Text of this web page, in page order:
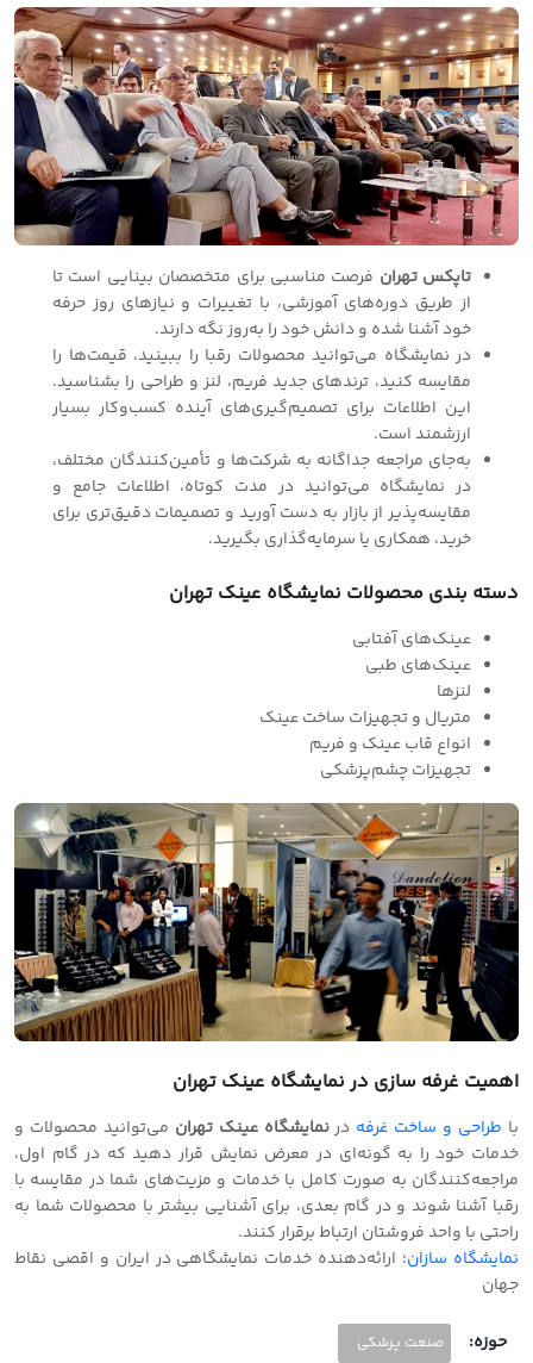
تاپکس تهران فرصت مناسبی برای متخصصان بینایی است تا
از طریق دوره‌های آموزشی، با تغییرات و نیازهای روز حرفه
خود آشنا شده و دانش خود را به‌روز نگه دارند.
در نمایشگاه می‌توانید محصولات رقبا را ببینید، قیمت‌ها را
مقایسه کنید، ترندهای جدید فریم، لنز و طراحی را بشناسید.
این اطلاعات برای تصمیم‌گیری‌های آینده کسب‌وکار بسیار
ارزشمند است.
به‌جای مراجعه جداگانه به شرکت‌ها و تأمین‌کنندگان مختلف،
در نمایشگاه می‌توانید در مدت کوتاه، اطلاعات جامع و
مقایسه‌پذیر از بازار به دست آورید و تصمیمات دقیق‌تری برای
خرید، همکاری یا سرمایه‌گذاری بگیرید.
دسته بندی محصولات نمایشگاه عینک تهران
عینک‌های آفتابی
عینک‌های طبی
لنزها
متریال و تجهیزات ساخت عینک
انواع قاب عینک و فریم
تجهیزات چشم‌پزشکی
اهمیت غرفه سازی در نمایشگاه عینک تهران
با طراحی و‌ ساخت غرفه درنمایشگاه عینک تهران می‌توانید محصولات و
خدمات خود را به گونه‌ای در معرض نمایش قرار دهید که در گام اول،
مراجعه‌کنندگان به صورت کامل با خدمات و مزیت‌های شما در مقایسه با
رقبا آشنا شوند و در گام بعدی، برای آشنایی بیشتر با محصولات شما به
راحتی با واحد فروشتان ارتباط برقرار کنند.
نمایشگاه سازان؛ ارائه‌دهنده خدمات نمایشگاهی در ایران و‌ اقصی نقاط
جهان
حوزه: صنعت پزشکی